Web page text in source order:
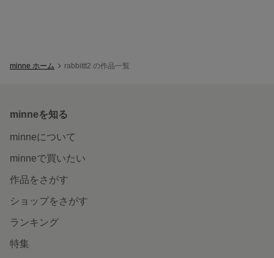
minne ホーム rabbittt2 の作品一覧
minneを知る
minneについて
minneで買いたい
作品をさがす
ショップをさがす
ランキング
特集